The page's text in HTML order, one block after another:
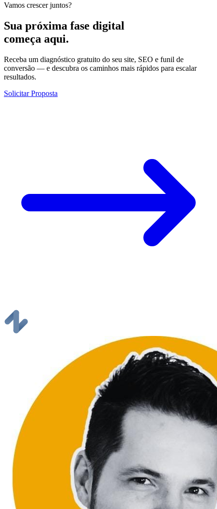
Vamos crescer juntos?
Sua próxima fase digital
começa aqui.
Receba um diagnóstico gratuito do seu site, SEO e funil de
conversão — e descubra os caminhos mais rápidos para escalar
resultados.
Solicitar Proposta